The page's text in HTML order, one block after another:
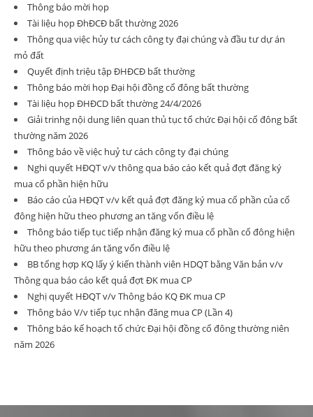
Thông báo mời họp
Tài liệu họp ĐhĐCĐ bất thường 2026
Thông qua việc hủy tư cách công ty đại chúng và đầu tư dự án
mỏ đất
Quyết định triệu tập ĐHĐCĐ bất thường
Thông báo mời họp Đại hội đồng cổ đông bất thường
Tài liệu họp ĐHĐCD bất thường 24/4/2026
Giải trinhg nội dung liên quan thủ tục tổ chức Đại hội cổ đông bất
thường năm 2026
Thông báo về việc huỷ tư cách công ty đại chúng
Nghi quyết HĐQT v/v thông qua báo cáo kết quả đợt đăng ký
mua cổ phần hiện hữu
Báo cáo của HĐQT v/v kết quả đợt đăng ký mua cổ phần của cổ
đông hiện hữu theo phương an tăng vốn điều lệ
Thông báo tiếp tục tiếp nhận đăng ký mua cổ phần cổ đông hiện
hữu theo phương án tăng vốn điều lệ
BB tổng hợp KQ lấy ý kiến thành viên HDQT bằng Văn bản v/v
Thông qua báo cáo kết quả đợt ĐK mua CP
Nghị quyết HĐQT v/v Thông báo KQ ĐK mua CP
Thông báo V/v tiếp tục nhận đăng mua CP (Lần 4)
Thông báo kế hoạch tổ chức Đại hội đồng cổ đông thường niên
năm 2026